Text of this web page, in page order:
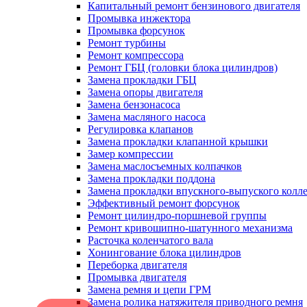
Капитальный ремонт бензинового двигателя
Промывка инжектора
Промывка форсунок
Ремонт турбины
Ремонт компрессора
Ремонт ГБЦ (головки блока цилиндров)
Замена прокладки ГБЦ
Замена опоры двигателя
Замена бензонасоса
Замена масляного насоса
Регулировка клапанов
Замена прокладки клапанной крышки
Замер компрессии
Замена маслосъемных колпачков
Замена прокладки поддона
Замена прокладки впускного-выпуского
Эффективный ремонт форсунок
Ремонт цилиндро-поршневой группы
Ремонт кривошипно-шатунного механизма
Расточка коленчатого вала
Хонингование блока цилиндров
Переборка двигателя
Промывка двигателя
Замена ремня и цепи ГРМ
Замена ролика натяжителя приводного ремня